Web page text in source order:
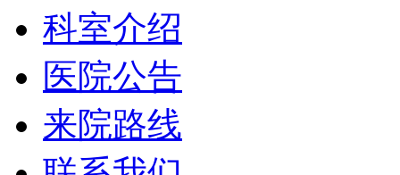
科室介绍
医院公告
来院路线